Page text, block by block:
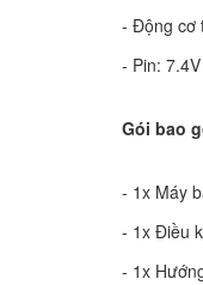
- Động cơ
- Pin:
Gói bao
- 1x Máy
- 1x Điều
- 1x